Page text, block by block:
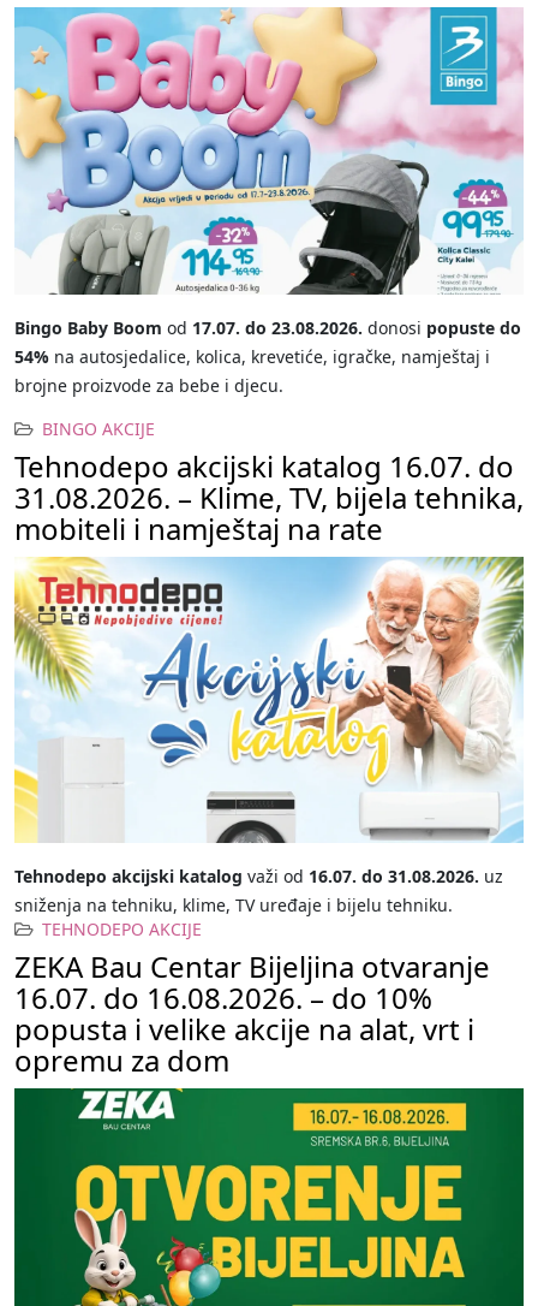
Bingo Baby Boom od 17.07. do 23.08.2026. donosi popuste do
54% na autosjedalice, kolica, krevetiće, igračke, namještaj i
brojne proizvode za bebe i djecu.
BINGO AKCIJE
Tehnodepo akcijski katalog 16.07. do
31.08.2026. – Klime, TV, bijela tehnika,
mobiteli i namještaj na rate
Tehnodepo akcijski katalog važi od 16.07. do 31.08.2026. uz
sniženja na tehniku, klime, TV uređaje i bijelu tehniku.
TEHNODEPO AKCIJE
ZEKA Bau Centar Bijeljina otvaranje
16.07. do 16.08.2026. – do 10%
popusta i velike akcije na alat, vrt i
opremu za dom